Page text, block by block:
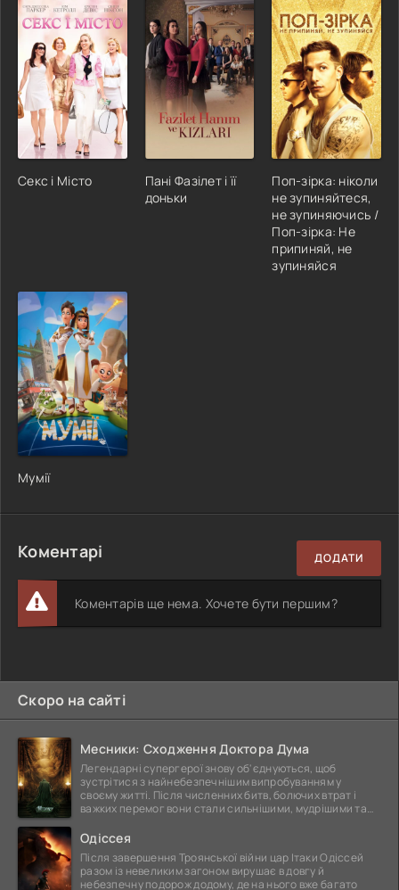
Секс і Місто
Пані Фазілет і її
доньки
Поп-зірка: ніколи
не зупиняйтеся,
не зупиняючись /
Поп-зірка: Не
припиняй, не
зупиняйся
Мумії
Коментарі ДОДАТИ
Коментарів ще нема. Хочете бути першим?
Скоро на сайті
Месники: Сходження Доктора Дума
Легендарні супергерої знову об'єднуються, щоб
зустрітися з найнебезпечнішим випробуванням у
своєму житті. Після численних битв, болючих втрат і
важких перемог вони стали сильнішими, мудрішими та
Одіссея
Після завершення Троянської війни цар Ітаки Одіссей
разом із невеликим загоном вирушає в довгу й
небезпечну подорож додому, де на нього вже багато